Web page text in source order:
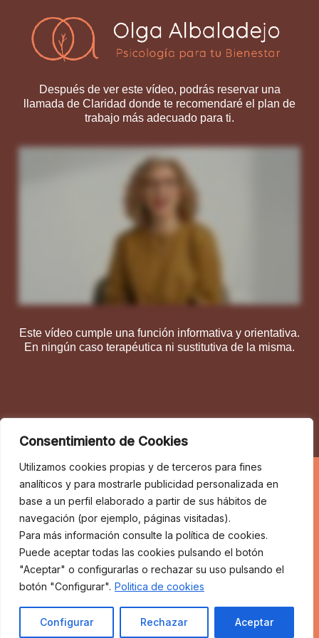
Consentimiento de Cookies
Utilizamos cookies propias y de terceros para fines
analíticos y para mostrarle publicidad personalizada en
base a un perfil elaborado a partir de sus hábitos de
navegación (por ejemplo, páginas visitadas).
Para más información consulte la política de cookies.
Puede aceptar todas las cookies pulsando el botón
"Aceptar" o configurarlas o rechazar su uso pulsando el
botón "Configurar". Politica de cookies
Configurar Rechazar Aceptar
Después de ver este vídeo, podrás reservar una
llamada de Claridad donde te recomendaré el plan de
trabajo más adecuado para ti.
Este vídeo cumple una función informativa y orientativa.
En ningún caso terapéutica ni sustitutiva de la misma.